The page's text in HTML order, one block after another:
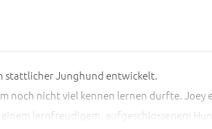
stattlicher Junghund entwickelt.
noch nicht viel kennen lernen durfte. Joey
lernfreudigem, aufgeschlossenem